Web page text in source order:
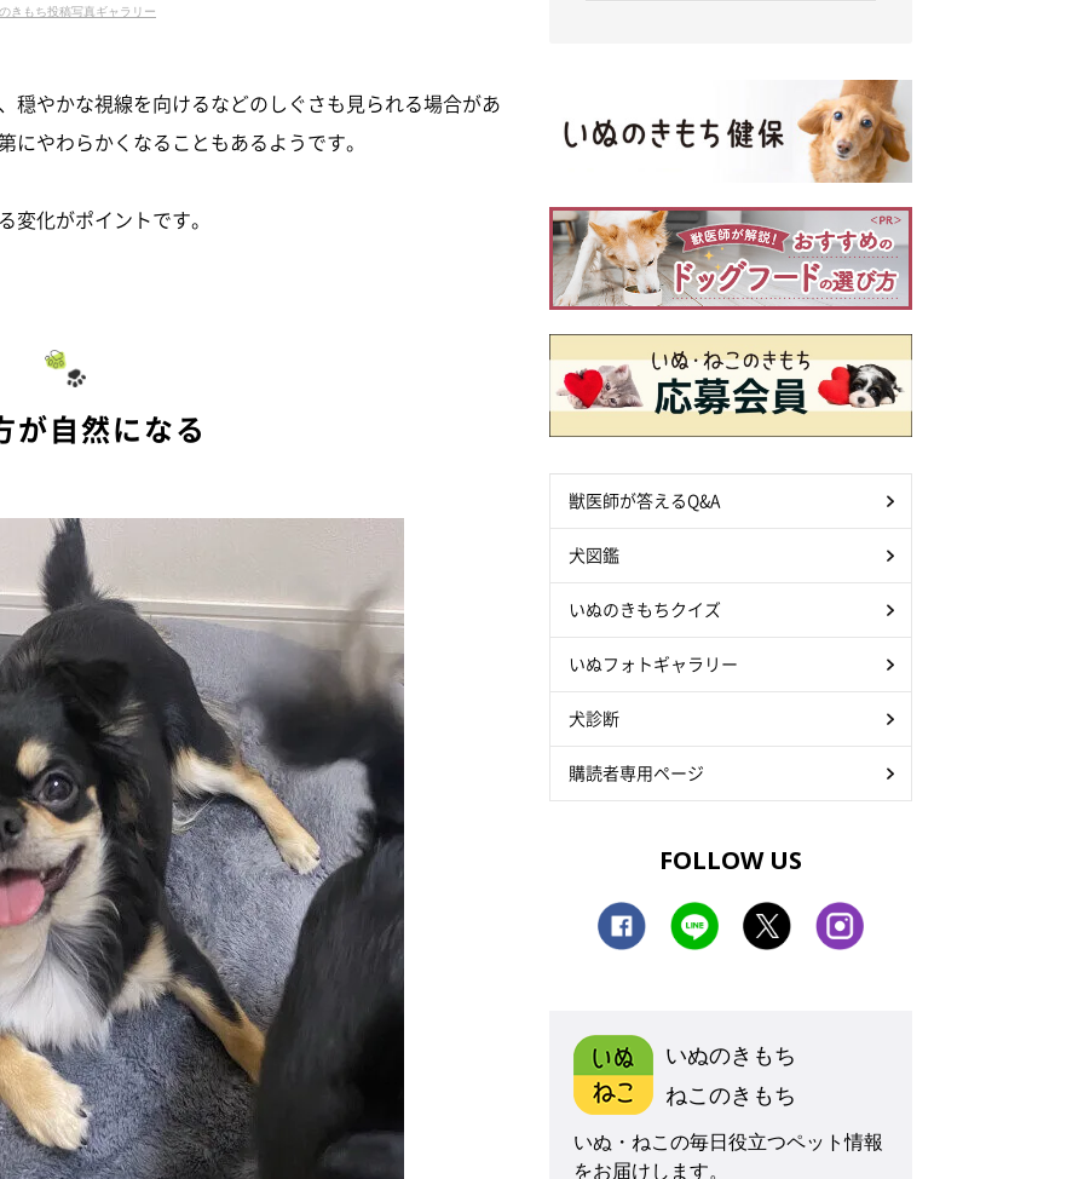
きもち投稿写真ギャラリー
穏やかな視線を向けるなどのしぐさも見られる場合があ
やわらかくなることもあるようです。
化がポイントです。
が自然になる
獣医師が答えるQ&A
犬図鑑
いぬのきもちクイズ
いぬフォトギャラリー
犬診断
購読者専用ページ
FOLLOW US
いぬのきもち
ねこのきもち
いぬ・ねこの毎日役立つペット情報
をお届けします。